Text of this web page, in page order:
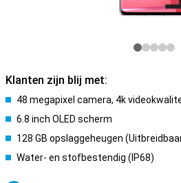
Klanten zijn blij met:
48 megapixel camera, 4k
6.8 inch OLED scherm
128 GB opslaggeheugen
Water- en stofbestendig (IP68)